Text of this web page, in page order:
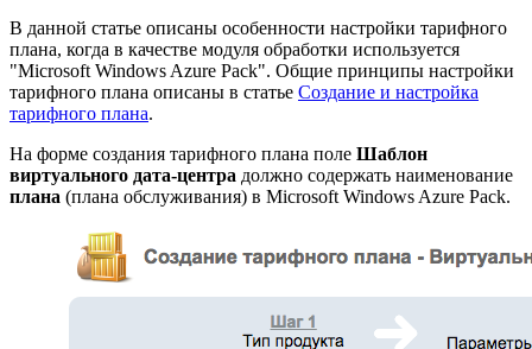
В данной статье описаны особенности настройки тарифного
плана, когда в качестве модуля обработки используется
"Microsoft Windows Azure Pack". Общие принципы настройки
тарифного плана описаны в статье Создание и настройка
тарифного плана.
На форме создания тарифного плана поле Шаблон
виртуального дата-центра должно содержать наименование
плана (плана обслуживания) в Microsoft Windows Azure Pack.